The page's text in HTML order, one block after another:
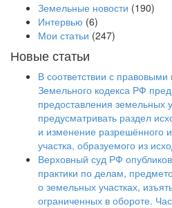
Земельные новости (190)
Интервью (6)
Мои статьи (247)
Новые статьи
В соответствии с
Земельного кодекса РФ
предоставления земельных
предусматривать раздел
и изменение разрешённого
участка, образуемого из
Верховный суд РФ
практики по делам,
о земельных участках,
ограниченных в обороте.